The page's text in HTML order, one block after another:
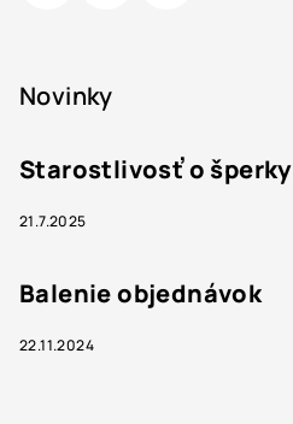
Novinky
Starostlivosť o šperky
21.7.2025
Balenie objednávok
22.11.2024